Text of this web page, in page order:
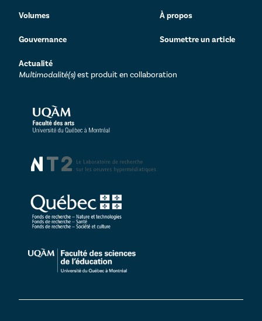
Volumes À propos
Gouvernance Soumettre un article
Actualité
Multimodalité(s)est produit en collaboration